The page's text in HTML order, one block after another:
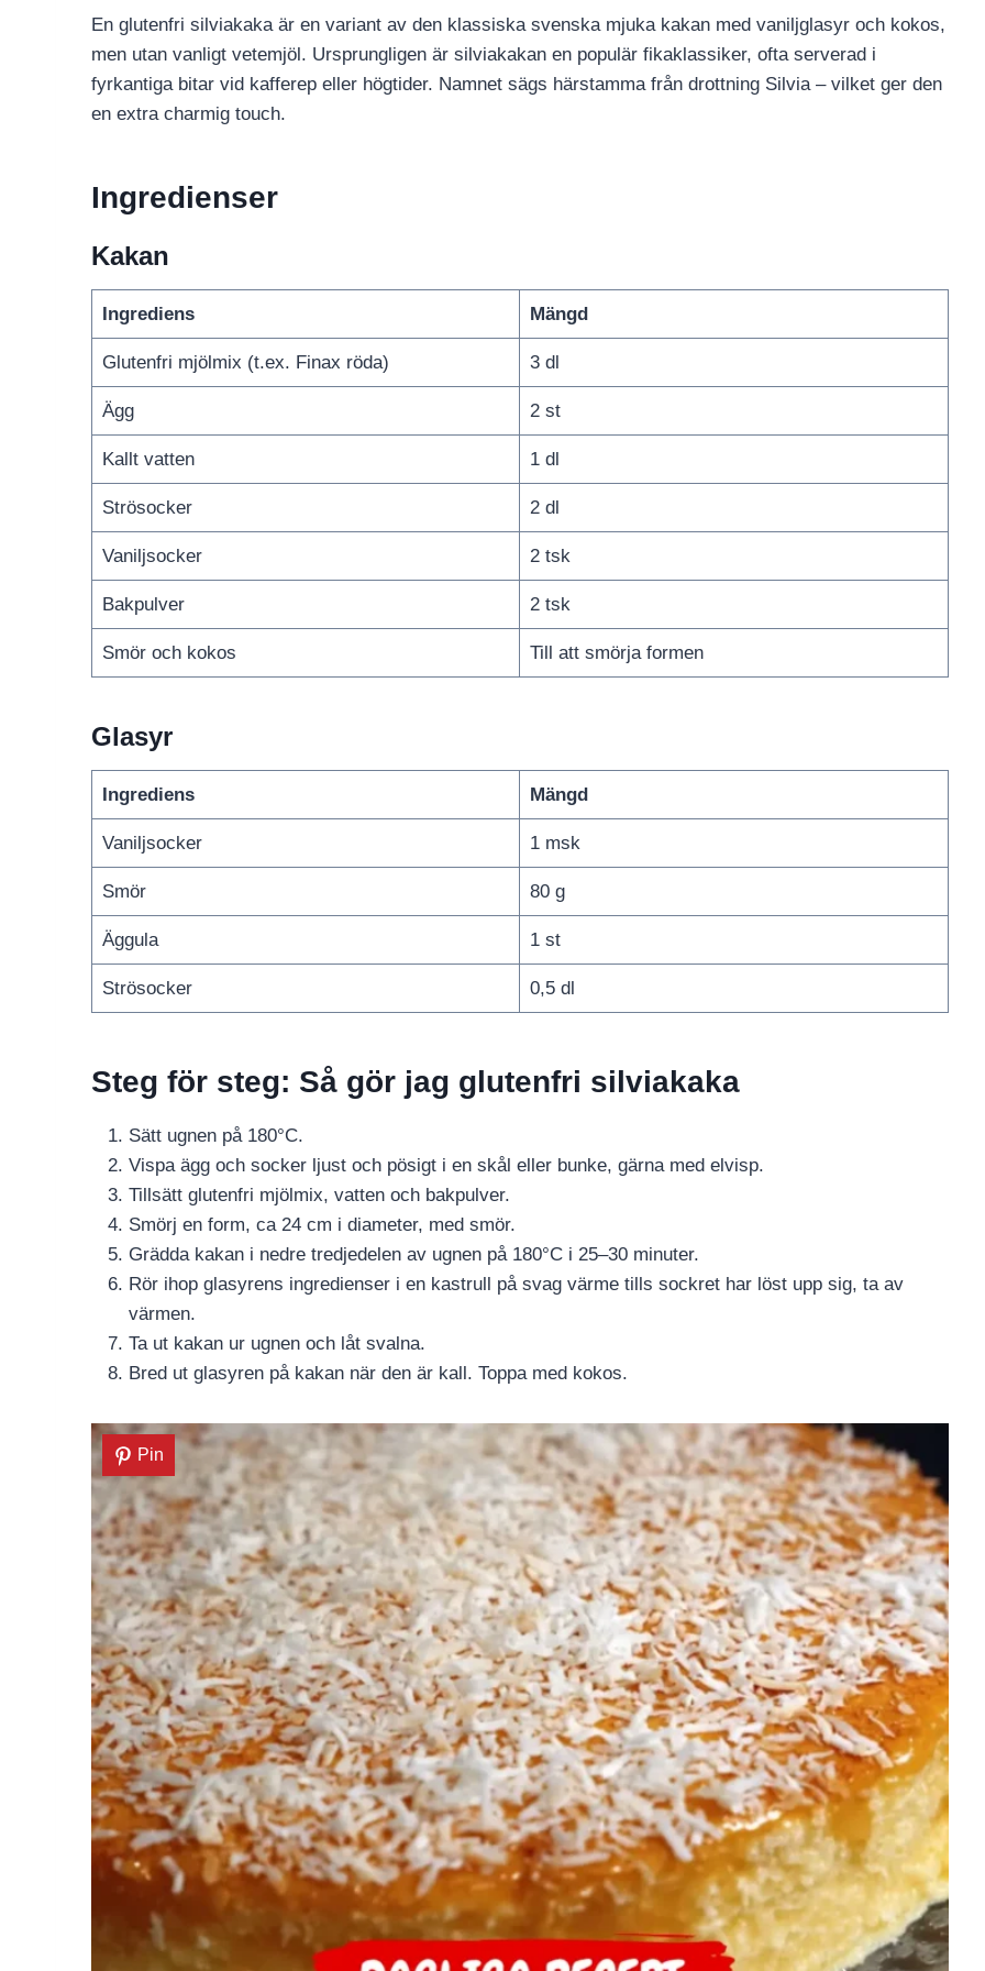
En glutenfri silviakaka är en variant av den klassiska svenska mjuka kakan med vaniljglasyr och kokos,
men utan vanligt vetemjöl. Ursprungligen är silviakakan en populär fikaklassiker, ofta serverad i
fyrkantiga bitar vid kafferep eller högtider. Namnet sägs härstamma från drottning Silvia – vilket ger den
en extra charmig touch.
Ingredienser
Kakan
Ingrediens Mängd
Glutenfri mjölmix (t.ex. Finax röda) 3 dl
Ägg 2 st
Kallt vatten 1 dl
Strösocker 2 dl
Vaniljsocker 2 tsk
Bakpulver 2 tsk
Smör och kokos Till att smörja formen
Glasyr
Ingrediens Mängd
Vaniljsocker 1 msk
Smör 80 g
Äggula 1 st
Strösocker 0,5 dl
Steg för steg: Så gör jag glutenfri silviakaka
Sätt ugnen på 180°C.
Vispa ägg och socker ljust och pösigt i en skål eller bunke, gärna med elvisp.
Tillsätt glutenfri mjölmix, vatten och bakpulver.
Smörj en form, ca 24 cm i diameter, med smör.
Grädda kakan i nedre tredjedelen av ugnen på 180°C i 25–30 minuter.
Rör ihop glasyrens ingredienser i en kastrull på svag värme tills sockret har löst upp sig, ta av
värmen.
Ta ut kakan ur ugnen och låt svalna.
Bred ut glasyren på kakan när den är kall. Toppa med kokos.
Pin